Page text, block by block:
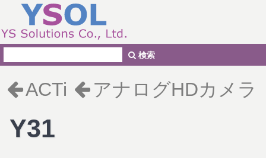
ACTi アナログHDカメラ
Y31
検索